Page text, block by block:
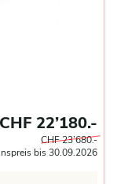
CHF 22’180.-
CHF 23’680.-
bis 30.09.2026